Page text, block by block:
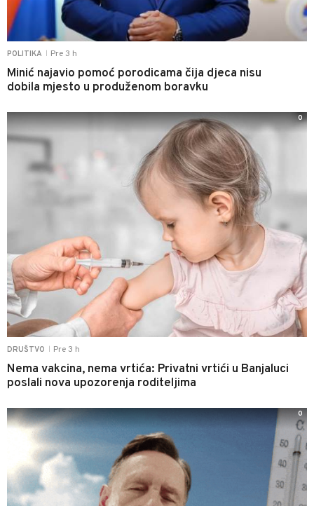
POLITIKA Pre 3 h
Minić najavio pomoć porodicama čija djeca nisu
dobila mjesto u produženom boravku
DRUŠTVO Pre 3 h
Nema vakcina, nema vrtića: Privatni vrtići u Banjaluci
poslali nova upozorenja roditeljima
0
0